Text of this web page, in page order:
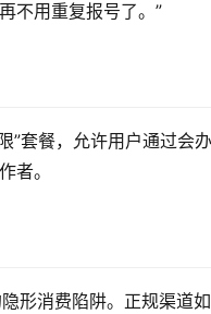
不用重复报号了。”
”套餐，允许用户通过会
者。
形消费陷阱。正规渠道